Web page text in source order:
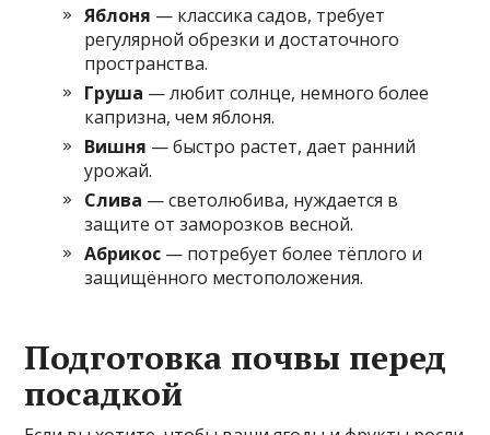
Яблоня — классика садов, требует
регулярной обрезки и достаточного
пространства.
Груша — любит солнце, немного более
капризна, чем яблоня.
Вишня — быстро растет, дает ранний
урожай.
Слива — светолюбива, нуждается в
защите от заморозков весной.
Абрикос — потребует более тёплого и
защищённого местоположения.
Подготовка почвы перед
посадкой